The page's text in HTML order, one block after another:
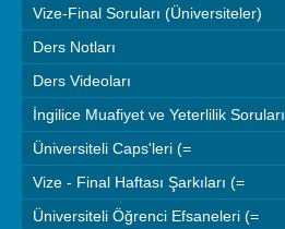
Vize-Final Soruları (Üniversiteler)
Ders Notları
Ders Videoları
İngilice Muafiyet ve Yeterlilik Soruları
Üniversiteli Caps'leri (=
Vize - Final Haftası Şarkıları (=
Üniversiteli Öğrenci Efsaneleri (=